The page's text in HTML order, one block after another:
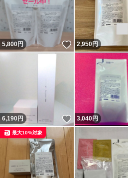
5,800円 いいね！
2,950円
6,190円 いいね！
3,040円
最大10%対象